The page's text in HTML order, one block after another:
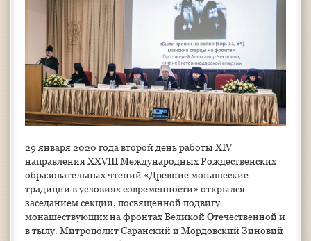
29 января 2020 года второй день работы XIV
направления XXVIII Международных Рождественских
образовательных чтений «Древние монашеские
традиции в условиях современности» открылся
заседанием секции, посвященной подвигу
монашествующих на фронтах Великой Отечественной и
в тылу. Митрополит Саранский и Мордовский Зиновий